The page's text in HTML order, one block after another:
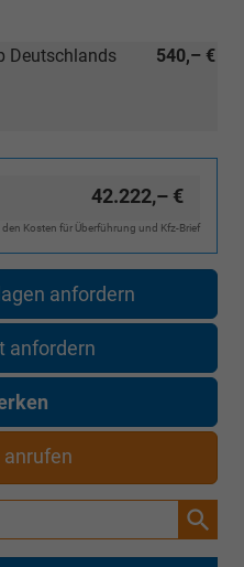
540,– €
Deutschlands
42.222,– €
Kosten für Überführung und Kfz-Brief
anfordern
anfordern